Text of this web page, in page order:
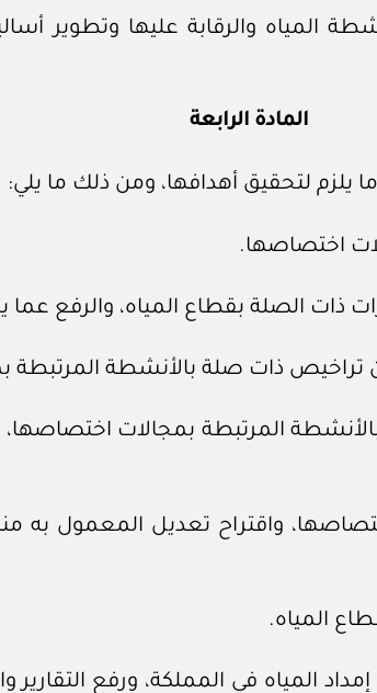
المياه والرقابة عليها وتطوير
المادة الرابعة
يلزم لتحقيق أهدافها، ومن ذلك ما يلي:
بالأنشطة المرتبطة بمجالات
واقتراح تعديل المعمول به
المياه في المملكة، ورفع التقارير